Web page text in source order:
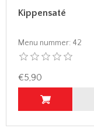
Kippensaté
Menu nummer: 42
€5,90